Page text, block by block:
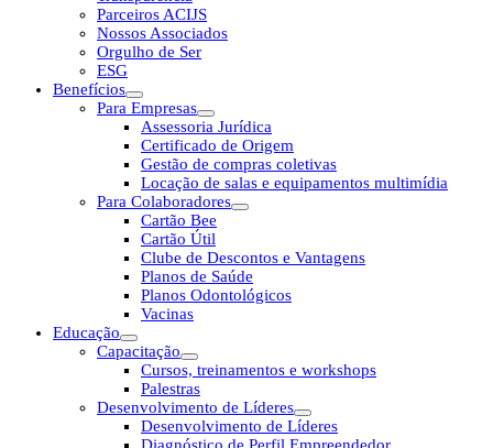
Parceiros ACIJS
Nossos Associados
Orgulho de Ser
ESG
Benefícios
Para Empresas
Assessoria Jurídica
Certificado de Origem
Gestão de compras coletivas
Locação de salas e equipamentos multimídia
Para Colaboradores
Cartão Bee
Cartão Útil
Clube de Descontos e Vantagens
Planos de Saúde
Planos Odontológicos
Vacinas
Educação
Capacitação
Cursos, treinamentos e workshops
Palestras
Desenvolvimento de Líderes
Desenvolvimento de Líderes